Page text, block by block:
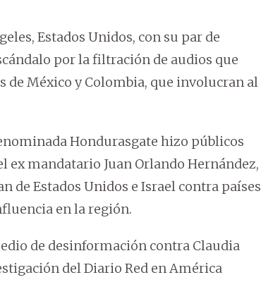
Estados Unidos, con su par de
por la filtración de audios que
de México y Colombia, que involucran al
Hondurasgate hizo públicos
mandatario Juan Orlando Hernández,
de Estados Unidos e Israel contra países
en la región.
de desinformación contra Claudia
del Diario Red en América